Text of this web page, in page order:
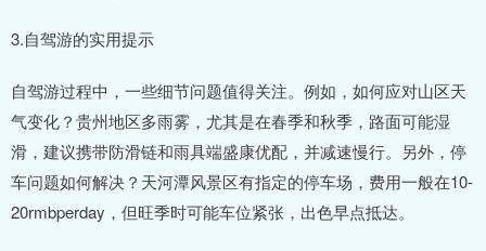
3.自驾游的实用提示
自驾游过程中，一些细节问题值得关注。例如，如何应对山区天
气变化？贵州地区多雨雾，尤其是在春季和秋季，路面可能湿
滑，建议携带防滑链和雨具端盛康优配，并减速慢行。另外，停
车问题如何解决？天河潭风景区有指定的停车场，费用一般在10-
20rmbperday，但旺季时可能车位紧张，出色早点抵达。